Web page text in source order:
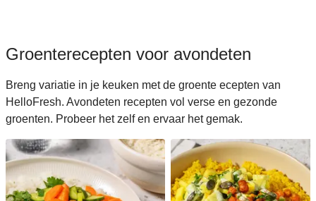
Groenterecepten voor avondeten
Breng variatie in je keuken met de groente ecepten van
HelloFresh. Avondeten recepten vol verse en gezonde
groenten. Probeer het zelf en ervaar het gemak.